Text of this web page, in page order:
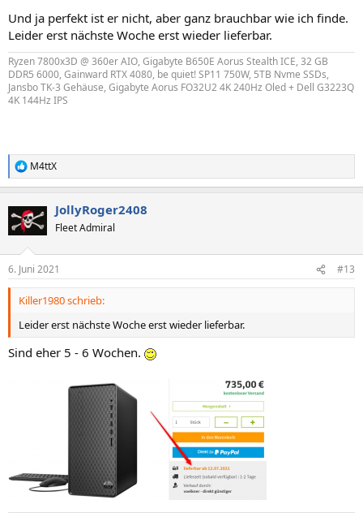
Und ja perfekt ist er nicht, aber ganz brauchbar wie ich finde.
Leider erst nächste Woche erst wieder lieferbar.
Ryzen 7800x3D @ 360er AIO, Gigabyte B650E Aorus Stealth ICE, 32 GB
DDR5 6000, Gainward RTX 4080, be quiet! SP11 750W, 5TB Nvme SSDs,
Jansbo TK-3 Gehäuse, Gigabyte Aorus FO32U2 4K 240Hz Oled + Dell G3223Q
4K 144Hz IPS
R
e
k
t
i
e
n
M4ttX
JollyRoger2408
Fleet Admiral
6. Juni 2021 #13
Killer1980 schrieb:
Leider erst nächste Woche erst wieder lieferbar.
Sind eher 5 - 6 Wochen.